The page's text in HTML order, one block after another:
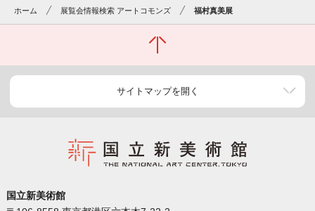
ホーム 展覧会情報検索 アートコモンズ 福村真美展
サイトマップを開く
国立新美術館